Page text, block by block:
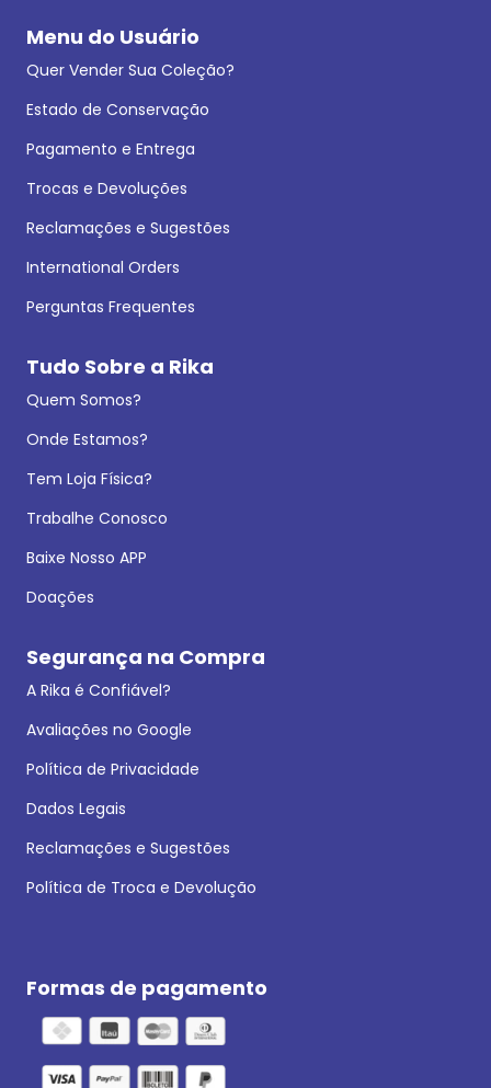
Menu do Usuário
Quer Vender Sua Coleção?
Estado de Conservação
Pagamento e Entrega
Trocas e Devoluções
Reclamações e Sugestões
International Orders
Perguntas Frequentes
Tudo Sobre a Rika
Quem Somos?
Onde Estamos?
Tem Loja Física?
Trabalhe Conosco
Baixe Nosso APP
Doações
Segurança na Compra
A Rika é Confiável?
Avaliações no Google
Política de Privacidade
Dados Legais
Reclamações e Sugestões
Política de Troca e Devolução
Formas de pagamento